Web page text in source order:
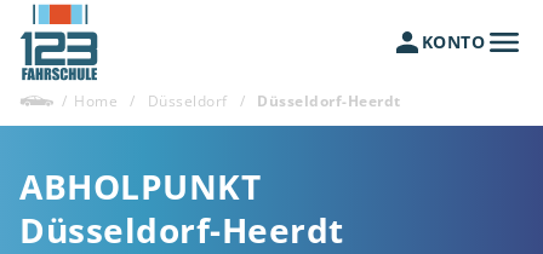
KONTO
/ Home / Düsseldorf / Düsseldorf-Heerdt
ABHOLPUNKT
Düsseldorf-Heerdt